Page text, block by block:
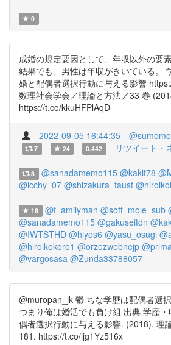
0
成婚の規定要因として、年収以外の要
結果でも、男性は年収がきいている。
婚と配偶者選択行動に与える影響
数理社会学会／理論と方法／33 巻
https://t.co/kkuHFPlAqD
2022-09-05 16:44:35
7 24 0.442 リツイート・
8 @sanadamemo115 @kakit78
@icchy_07 @shizakura_faust
16 @f_amilyman @soft_mole_sub
@sanadamemo115 @gakuseitdn
@IWTSTHD @hiyos6 @yasu_osugi
@hiroikokoro1 @orzezwebnejp
@vargosasa @Zunda33788057
@muropan_jk 鬱 ちな学歴は配偶者選
つまり俺は婚活でも負け組 出典 学歴
偶者選択行動に与える影響. (2018). 理
181. https://t.co/ljg1Yz516x